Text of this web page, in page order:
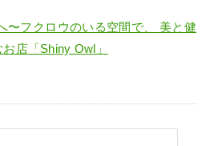
〜フクロウのいる空間で、 美と健
店「Shiny Owl」